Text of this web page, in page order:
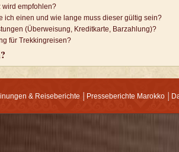
wird empfohlen?
ich einen und wie lange muss dieser gültig sein?
(Überweisung, Kreditkarte, Barzahlung)?
für Trekkingreisen?
& Reiseberichte Presseberichte Marokko